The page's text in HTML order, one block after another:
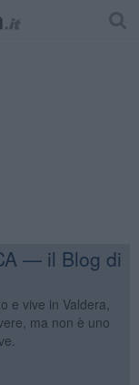
— il Blog di
e vive in Valdera,
ma non è uno